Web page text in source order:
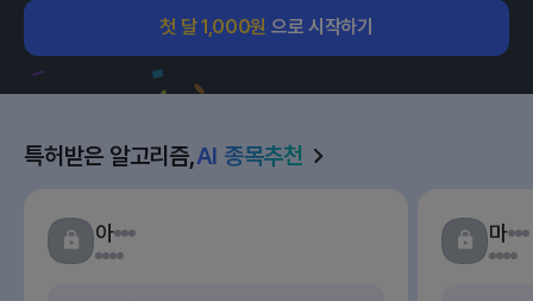
첫 달 1,000원 으로 시작하기
특허받은 알고리즘,AI 종목추천
아 마